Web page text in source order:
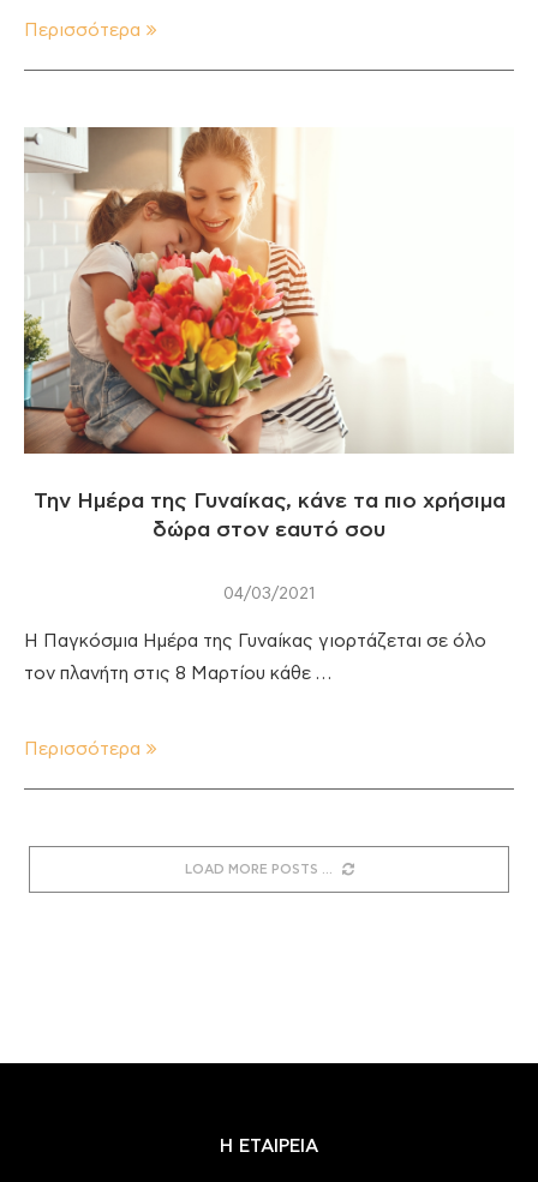
Περισσότερα
Την Ημέρα της Γυναίκας, κάνε τα πιο χρήσιμα
δώρα στον εαυτό σου
04/03/2021
Η Παγκόσμια Ημέρα της Γυναίκας γιορτάζεται σε όλο
τον πλανήτη στις 8 Μαρτίου κάθε …
Περισσότερα
LOAD MORE POSTS
Η ΕΤΑΙΡΕΙΑ